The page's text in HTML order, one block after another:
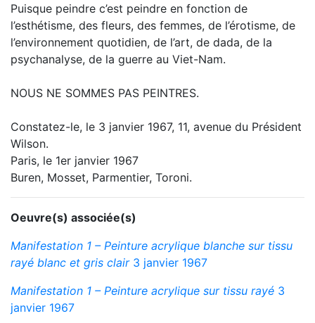
Puisque peindre c’est peindre en fonction de
l’esthétisme, des fleurs, des femmes, de l’érotisme, de
l’environnement quotidien, de l’art, de dada, de la
psychanalyse, de la guerre au Viet-Nam.
NOUS NE SOMMES PAS PEINTRES.
Constatez-le, le 3 janvier 1967, 11, avenue du Président
Wilson.
Paris, le 1er janvier 1967
Buren, Mosset, Parmentier, Toroni.
Oeuvre(s) associée(s)
Manifestation 1 – Peinture acrylique blanche sur tissu
rayé blanc et gris clair3 janvier 1967
Manifestation 1 – Peinture acrylique sur tissu rayé 3
janvier 1967